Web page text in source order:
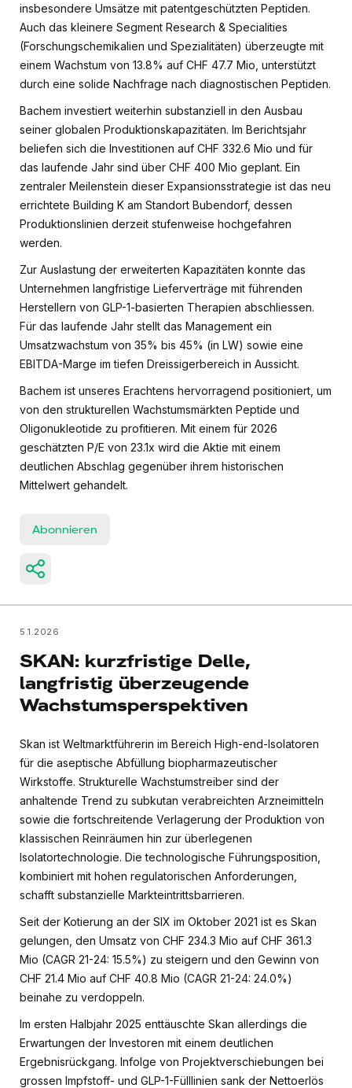
insbesondere Umsätze mit patentgeschützten Peptiden.
Auch das kleinere Segment Research & Specialities
(Forschungschemikalien und Spezialitäten) überzeugte mit
einem Wachstum von 13.8% auf CHF 47.7 Mio, unterstützt
durch eine solide Nachfrage nach diagnostischen Peptiden.
Bachem investiert weiterhin substanziell in den Ausbau
seiner globalen Produktionskapazitäten. Im Berichtsjahr
beliefen sich die Investitionen auf CHF 332.6 Mio und für
das laufende Jahr sind über CHF 400 Mio geplant. Ein
zentraler Meilenstein dieser Expansionsstrategie ist das neu
errichtete Building K am Standort Bubendorf, dessen
Produktionslinien derzeit stufenweise hochgefahren
werden.
Zur Auslastung der erweiterten Kapazitäten konnte das
Unternehmen langfristige Lieferverträge mit führenden
Herstellern von GLP-1-basierten Therapien abschliessen.
Für das laufende Jahr stellt das Management ein
Umsatzwachstum von 35% bis 45% (in LW) sowie eine
EBITDA-Marge im tiefen Dreissigerbereich in Aussicht.
Bachem ist unseres Erachtens hervorragend positioniert, um
von den strukturellen Wachstumsmärkten Peptide und
Oligonukleotide zu profitieren. Mit einem für 2026
geschätzten P/E von 23.1x wird die Aktie mit einem
deutlichen Abschlag gegenüber ihrem historischen
Mittelwert gehandelt.
Abonnieren
5.1.2026
SKAN: kurzfristige Delle,
langfristig überzeugende
Wachstumsperspektiven
Skan ist Weltmarktführerin im Bereich High-end-Isolatoren
für die aseptische Abfüllung biopharmazeutischer
Wirkstoffe. Strukturelle Wachstumstreiber sind der
anhaltende Trend zu subkutan verabreichten Arzneimitteln
sowie die fortschreitende Verlagerung der Produktion von
klassischen Reinräumen hin zur überlegenen
Isolatortechnologie. Die technologische Führungsposition,
kombiniert mit hohen regulatorischen Anforderungen,
schafft substanzielle Markteintrittsbarrieren.
Seit der Kotierung an der SIX im Oktober 2021 ist es Skan
gelungen, den Umsatz von CHF 234.3 Mio auf CHF 361.3
Mio (CAGR 21-24: 15.5%) zu steigern und den Gewinn von
CHF 21.4 Mio auf CHF 40.8 Mio (CAGR 21-24: 24.0%)
beinahe zu verdoppeln.
Im ersten Halbjahr 2025 enttäuschte Skan allerdings die
Erwartungen der Investoren mit einem deutlichen
Ergebnisrückgang. Infolge von Projektverschiebungen bei
grossen Impfstoff- und GLP-1-Fülllinien sank der Nettoerlös